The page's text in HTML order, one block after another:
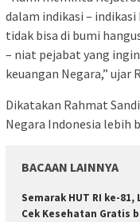
dalam indikasi –
tidak bisa di bumi
– niat pejabat yang
keuangan Negara,” ujar
Dikatakan Rahmat
Negara Indonesia lebih
BACAAN LAINNYA
Semarak HUT RI ke-
Cek Kesehatan Gratis